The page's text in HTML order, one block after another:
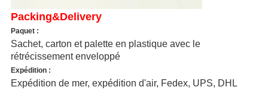
Packing&Delivery
Paquet :
Sachet, carton et palette en plastique avec le
rétrécissement enveloppé
Expédition :
Expédition de mer, expédition d'air, Fedex, UPS, DHL